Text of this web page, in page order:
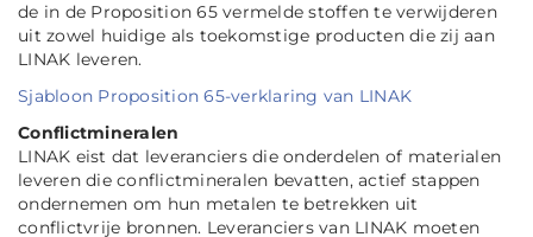
de in de Proposition 65 vermelde stoffen te verwijderen
uit zowel huidige als toekomstige producten die zij aan
LINAK leveren.
Sjabloon Proposition 65-verklaring van LINAK
Conflictmineralen
LINAK eist dat leveranciers die onderdelen of materialen
leveren die conflictmineralen bevatten, actief stappen
ondernemen om hun metalen te betrekken uit
conflictvrije bronnen. Leveranciers van LINAK moeten